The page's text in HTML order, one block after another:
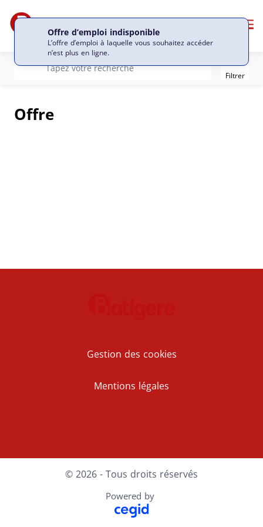
Offre d’emploi indisponible
L’offre d’emploi à laquelle vous souhaitez accéder
n’est plus en ligne.
recherche
Tapez votre recherche Filter
Filtrer
Offre
Gestion des cookies
Mentions légales
© 2026 - Tous droits réservés
Powered by